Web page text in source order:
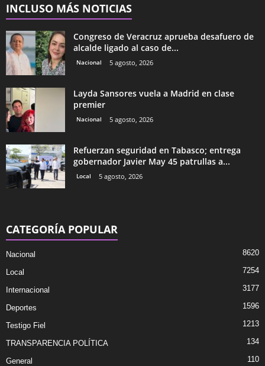
INCLUSO MÁS NOTICIAS
Congreso de Veracruz aprueba desafuero de
alcalde ligado al caso de...
Nacional 5 agosto, 2026
Layda Sansores vuela a Madrid en clase
premier
Nacional 5 agosto, 2026
Refuerzan seguridad en Tabasco; entrega
gobernador Javier May 45 patrullas a...
Local 5 agosto, 2026
CATEGORÍA POPULAR
Nacional 8620
Local 7254
Internacional 3177
Deportes 1596
Testigo Fiel 1213
TRANSPARENCIA POLÍTICA 134
General 110